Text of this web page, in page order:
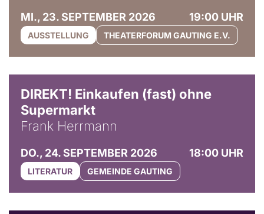
MI., 23. SEPTEMBER 2026 19:00 UHR
AUSSTELLUNG THEATERFORUM GAUTING E.V.
DIREKT! Einkaufen (fast) ohne
Supermarkt
Frank Herrmann
DO., 24. SEPTEMBER 2026 18:00 UHR
LITERATUR GEMEINDE GAUTING